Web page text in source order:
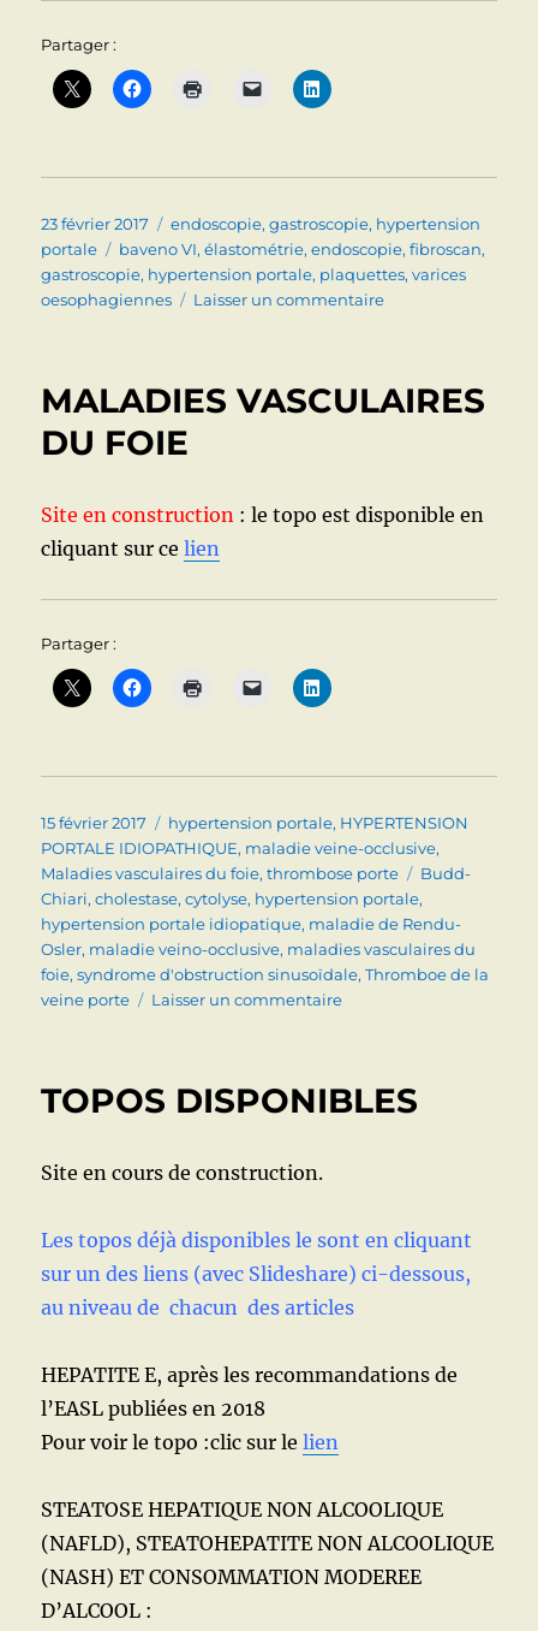
Partager :
Publié
le
23 février 2017 Catégories
endoscopie,gastroscopie, hypertension
portale
Étiquettes
baveno VI,élastométrie,endoscopie,fibroscan,
gastroscopie, hypertension portale, plaquettes,varices
oesophagiennes
Laisser un commentairesur
recherche
pas
MALADIES VASCULAIRES
DU FOIE
Site en construction : le topo est disponible en
cliquant sur celien
Partager :
Publié
le
15 février 2017 Catégories
hypertension portale, HYPERTENSION
PORTALE IDIOPATHIQUE, maladie veine-occlusive,
Maladies vasculaires du foie,thrombose porte Étiquettes
Budd-
Chiari,cholestase,cytolyse, hypertension portale,
hypertension portale idiopatique, maladie de Rendu-
Osler, maladie veino-occlusive, maladies vasculaires du
foie,syndrome d'obstruction sinusoïdale,Thromboe de la
veine porte
Laisser un commentairesur
FOIE
TOPOS DISPONIBLES
Site en cours de construction.
Les topos déjà disponibles le sont en cliquant
sur un des liens (avec Slideshare) ci-dessous,
au niveau de chacun des articles
HEPATITE E, après les recommandations de
l’EASL publiées en 2018
Pour voir le topo :clic sur lelien
STEATOSE HEPATIQUE NON ALCOOLIQUE
(NAFLD), STEATOHEPATITE NON ALCOOLIQUE
(NASH) ET CONSOMMATION MODEREE
D’ALCOOL :